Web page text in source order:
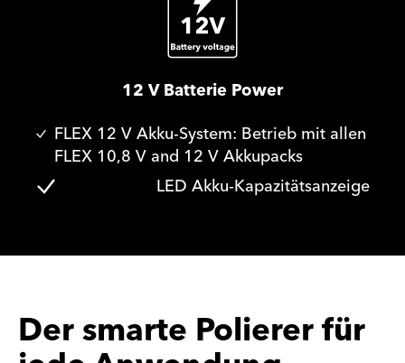
12 V Batterie Power
FLEX 12 V Akku-System: Betrieb mit allen
FLEX 10,8 V and 12 V Akkupacks
LED Akku-Kapazitätsanzeige
Der smarte Polierer für